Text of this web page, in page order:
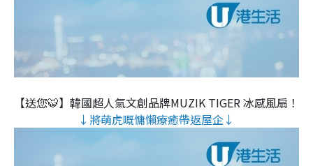
【送您🐯】韓國超人氣文創品牌MUZIK TIGER 冰感風扇！
↓將萌虎嘅慵懶療癒帶返屋企↓